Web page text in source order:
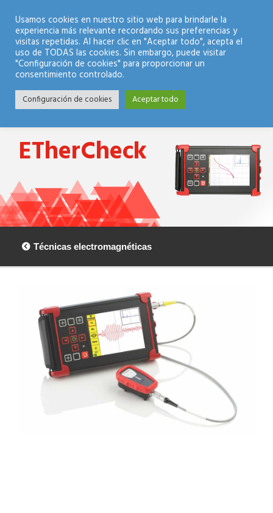
Modo Nocturno
ETherCheck
Técnicas electromagnéticas
Usamos cookies en nuestro sitio web para brindarle la
experiencia más relevante recordando sus preferencias y
visitas repetidas. Al hacer clic en "Aceptar todo", acepta el
uso de TODAS las cookies. Sin embargo, puede visitar
"Configuración de cookies" para proporcionar un
consentimiento controlado.
Configuración de cookies Aceptar todo